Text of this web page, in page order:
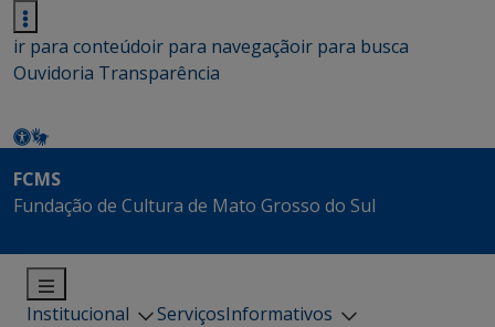
ir para conteúdoir para navegaçãoir para busca
Ouvidoria Transparência
FCMS
Fundação de Cultura de Mato Grosso do Sul
Institucional ServiçosInformativos